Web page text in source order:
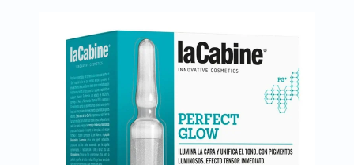
البروستاتا
الفيتامينات
مالتي
فيتامين
فيتامين